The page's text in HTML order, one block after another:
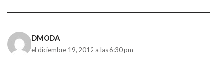
DMODA
el diciembre 19, 2012 a las 6:30 pm